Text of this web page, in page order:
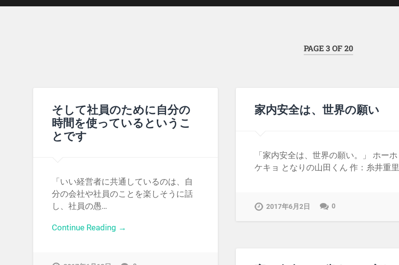
PAGE 3 OF 20
そして社員のために自分の
時間を使っているというこ
とです
「いい経営者に共通しているのは、自
分の会社や社員のことを楽しそうに話
し、社員の愚…
Continue Reading →
家内安全は、世界の願い
「家内安全は、世界の願い。」 ホーホ
ケキョ となりの山田くん 作：糸井重里
2017年6月2日 0